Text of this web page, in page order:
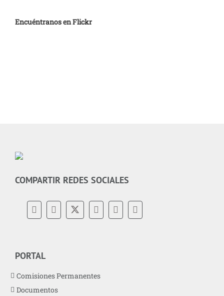
Encuéntranos en Flickr
COMPARTIR REDES SOCIALES
PORTAL
Comisiones Permanentes
Documentos